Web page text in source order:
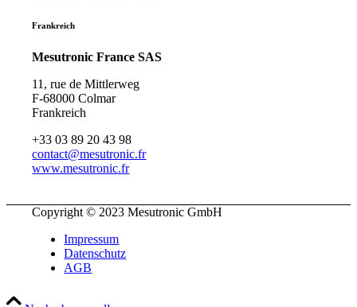
Frankreich
Mesutronic France SAS
11, rue de Mittlerweg
F-68000 Colmar
Frankreich
+33 03 89 20 43 98
contact@mesutronic.fr
www.mesutronic.fr
Copyright © 2023 Mesutronic GmbH
Impressum
Datenschutz
AGB